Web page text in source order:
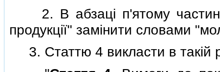
2. В абзацi п'ятому частини
продукцiї" замiнити словами
3. Статтю 4 викласти в такiй